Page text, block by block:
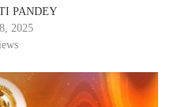
PANDEY
2025